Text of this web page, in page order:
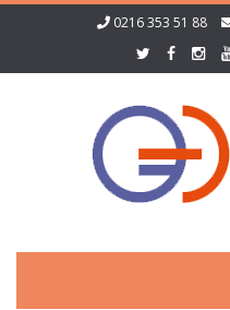
0216 353 51 88